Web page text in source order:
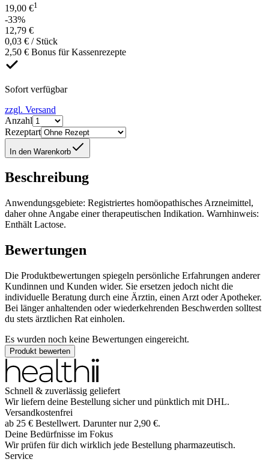
19,00 €1
-33%
12,79 €
0,03 € / Stück
2,50 € Bonus für Kassenrezepte
Sofort verfügbar
zzgl. Versand
Anzahl
Rezeptart
In den Warenkorb
Beschreibung
Anwendungsgebiete: Registriertes homöopathisches Arzneimittel,
daher ohne Angabe einer therapeutischen Indikation. Warnhinweis:
Enthält Lactose.
Bewertungen
Die Produktbewertungen spiegeln persönliche Erfahrungen anderer
Kundinnen und Kunden wider. Sie ersetzen jedoch nicht die
individuelle Beratung durch eine Ärztin, einen Arzt oder Apotheker.
Bei länger anhaltenden oder wiederkehrenden Beschwerden solltest
du stets ärztlichen Rat einholen.
Es wurden noch keine Bewertungen eingereicht.
Produkt bewerten
Schnell & zuverlässig geliefert
Wir liefern deine Bestellung sicher und pünktlich mit DHL.
Versandkostenfrei
ab 25 € Bestellwert. Darunter nur 2,90 €.
Deine Bedürfnisse im Fokus
Wir prüfen für dich wirklich jede Bestellung pharmazeutisch.
Service